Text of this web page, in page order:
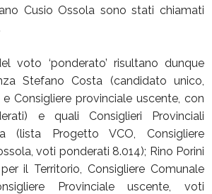
Cusio Ossola sono stati chiamati
voto ‘ponderato’ risultano dunque
Stefano Costa (candidato unico,
Consigliere provinciale uscente, con
e quali Consiglieri Provinciali
(lista Progetto VCO, Consigliere
voti ponderati 8.014); Rino Porini
il Territorio, Consigliere Comunale
Provinciale uscente, voti